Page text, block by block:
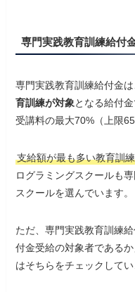
専門実践教育訓練給付
専門実践教育訓練給付金
育訓練が対象となる給付金
受講料の最大70%（上限
支給額が最も多い教育訓
ログラミングスクールも
スクールを選んでいます。
ただ、専門実践教育訓練
付金受給の対象者である
はそちらをチェックしてい